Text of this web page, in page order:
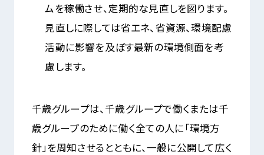
ムを稼働させ、定期的な見直しを図ります。
見直しに際しては省エネ、省資源、環境配慮
活動に影響を及ぼす最新の環境側面を考
慮します。
千歳グループは、千歳グループで働くまたは千
歳グループのために働く全ての人に「環境方
針」を周知させるとともに、一般に公開して広く